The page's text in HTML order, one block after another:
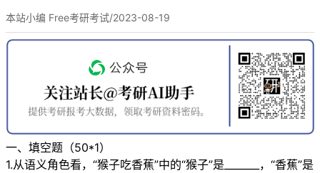
本站小编 Free考研考试/2023-08-19
一、填空题（50*1）
1.从语义角色看，“猴子吃香蕉”中的“猴子”是_______，“香蕉”是